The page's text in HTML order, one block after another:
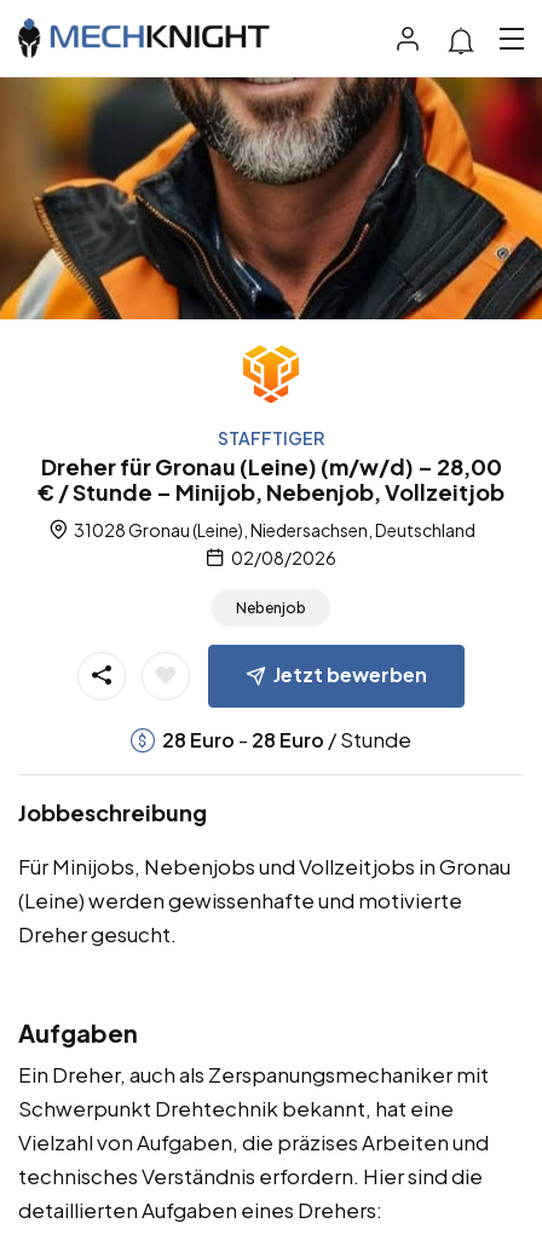
STAFFTIGER
Dreher für Gronau (Leine) (m/w/d) – 28,00
€ / Stunde – Minijob, Nebenjob, Vollzeitjob
31028 Gronau (Leine), Niedersachsen, Deutschland
02/08/2026
Nebenjob
Jetzt bewerben
28 Euro - 28 Euro / Stunde
Jobbeschreibung
Für Minijobs, Nebenjobs und Vollzeitjobs in Gronau
(Leine) werden gewissenhafte und motivierte
Dreher gesucht.
Aufgaben
Ein Dreher, auch als Zerspanungsmechaniker mit
Schwerpunkt Drehtechnik bekannt, hat eine
Vielzahl von Aufgaben, die präzises Arbeiten und
technisches Verständnis erfordern. Hier sind die
detaillierten Aufgaben eines Drehers: